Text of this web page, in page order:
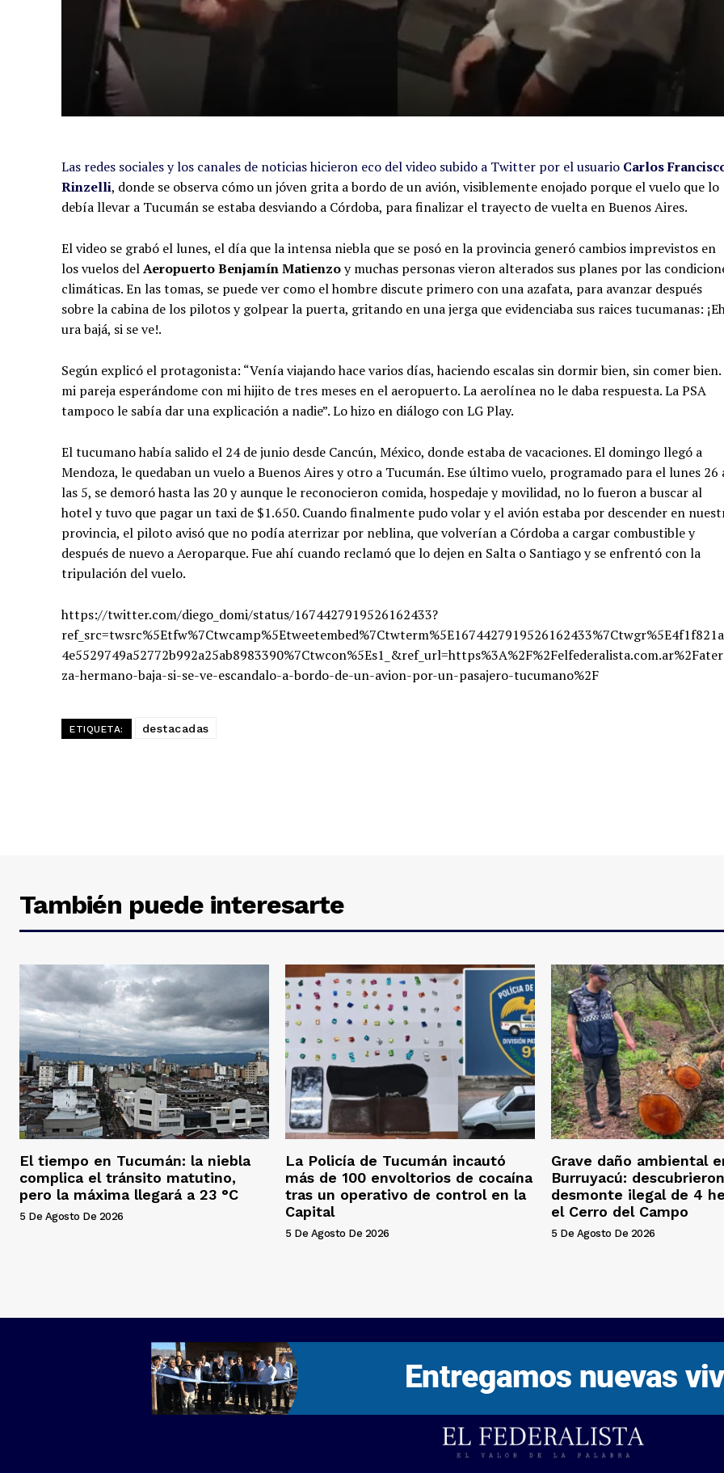
Las redes sociales y los canales de noticias hicieron eco del video subido a Twitter por el usuario Carlos
Rinzelli, donde se observa cómo un jóven grita a bordo de un avión, visiblemente enojado porque el vuelo que lo
debía llevar a Tucumán se estaba desviando a Córdoba, para finalizar el trayecto de vuelta en Buenos Aires.
El video se grabó el lunes, el día que la intensa niebla que se posó en la provincia generó cambios imprevistos en
los vuelos delAeropuerto Benjamín Matienzoy muchas personas vieron alterados sus planes por las
climáticas. En las tomas, se puede ver como el hombre discute primero con una azafata, para avanzar después
sobre la cabina de los pilotos y golpear la puerta, gritando en una jerga que evidenciaba sus raices tucumanas:
ura bajá, si se ve!.
Según explicó el protagonista: “Venía viajando hace varios días, haciendo escalas sin dormir bien, sin comer bien.
mi pareja esperándome con mi hijito de tres meses en el aeropuerto. La aerolínea no le daba respuesta. La PSA
tampoco le sabía dar una explicación a nadie”. Lo hizo en diálogo con LG Play.
El tucumano había salido el 24 de junio desde Cancún, México, donde estaba de vacaciones. El domingo llegó a
Mendoza, le quedaban un vuelo a Buenos Aires y otro a Tucumán. Ese último vuelo, programado para el lunes 26
las 5, se demoró hasta las 20 y aunque le reconocieron comida, hospedaje y movilidad, no lo fueron a buscar al
hotel y tuvo que pagar un taxi de $1.650. Cuando finalmente pudo volar y el avión estaba por descender en
provincia, el piloto avisó que no podía aterrizar por neblina, que volverían a Córdoba a cargar combustible y
después de nuevo a Aeroparque. Fue ahí cuando reclamó que lo dejen en Salta o Santiago y se enfrentó con la
tripulación del vuelo.
https://twitter.com/diego_domi/status/1674427919526162433?
za-hermano-baja-si-se-ve-escandalo-a-bordo-de-un-avion-por-un-pasajero-tucumano%2F
ETIQUETA: destacadas
También puede interesarte
El tiempo en Tucumán: la niebla
complica el tránsito matutino,
pero la máxima llegará a 23 °C
5 De Agosto De 2026
La Policía de Tucumán incautó
más de 100 envoltorios de cocaína
tras un operativo de control en la
Capital
5 De Agosto De 2026
Grave daño ambiental
Burruyacú:
desmonte ilegal de 4
el Cerro del Campo
5 De Agosto De 2026